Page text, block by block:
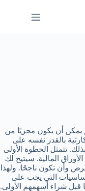
يمكن أن يكون مجزيًا من
بالقدر نفسه على
تتمثل الخطوة الأولى
المالية. سيتيح لك
وأن تكون ناجحًا. ولهذا
التي يجب على
قبل شراء أسهمهم الأولى.